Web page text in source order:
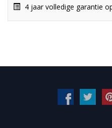
4 jaar volledige garantie